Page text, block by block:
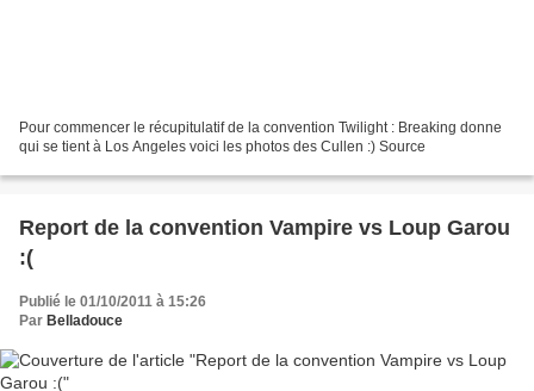
Pour commencer le récupitulatif de la convention Twilight : Breaking donne
qui se tient à Los Angeles voici les photos des Cullen :) Source
Report de la convention Vampire vs Loup Garou
:(
Publié le 01/10/2011 à 15:26
Par Belladouce